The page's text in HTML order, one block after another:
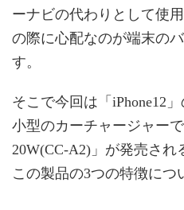
ーナビの代わりとして使
の際に心配なのが端末の
す。
そこで今回は「iPhone12
小型のカーチャージャー
20W(CC-A2)」が発売され
この製品の3つの特徴につ